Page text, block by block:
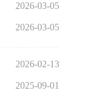
2026-03-05
2026-03-05
2026-02-13
2025-09-01